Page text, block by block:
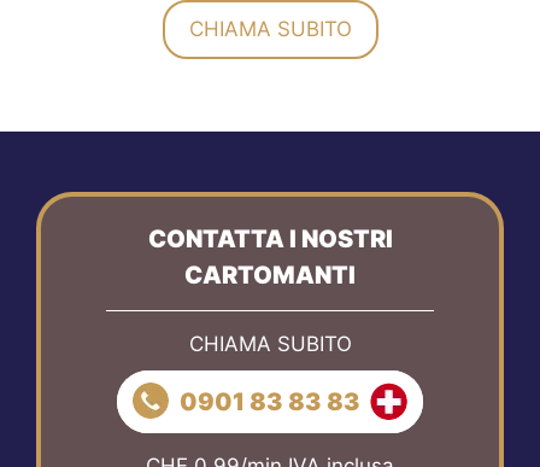
CHIAMA SUBITO
CONTATTA I NOSTRI
CARTOMANTI
CHIAMA SUBITO
0901 83 83 83